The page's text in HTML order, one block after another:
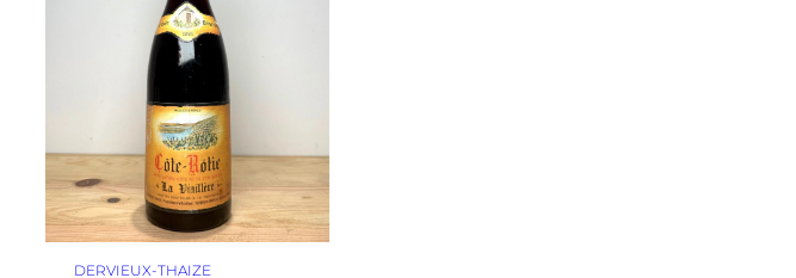
DERVIEUX-THAIZE